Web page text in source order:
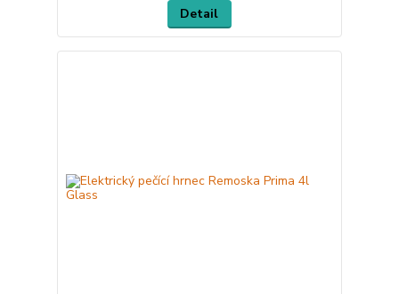
Detail